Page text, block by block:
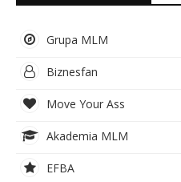
Grupa MLM
Biznesfan
Move Your Ass
Akademia MLM
EFBA